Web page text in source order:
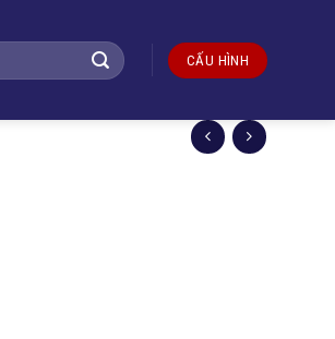
CẤU HÌNH